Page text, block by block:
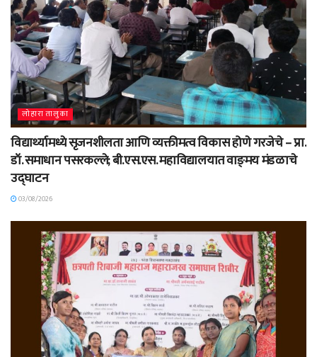
लोहारा तालुका
विद्यार्थ्यामध्ये सृजनशीलता आणि व्यक्तीमत्व विकास होणे गरजेचे – प्रा.
डॉ. समाधान पसरकल्ले; बी.एस.एस. महाविद्यालयात वाङ्‌मय मंडळाचे
उद्घाटन
03/08/2026